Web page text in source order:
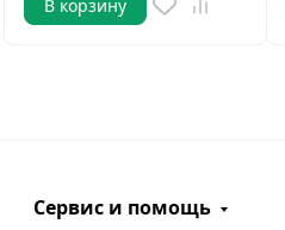
В корзину
Сервис и помощь